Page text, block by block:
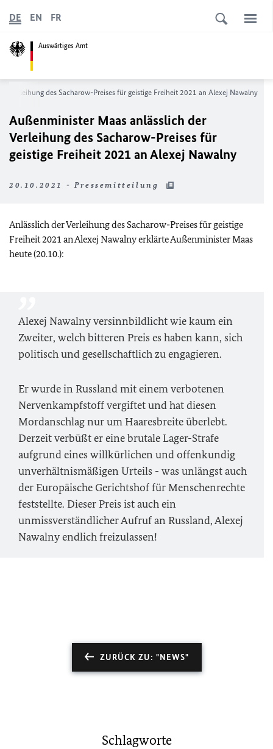
Auswärtiges Amt
DE EN FR
Verleihung des Sacharow-Preises für geistige Freiheit 2021 an Alexej Nawalny
Außenminister Maas anlässlich der
Verleihung des Sacharow-Preises für
geistige Freiheit 2021 an Alexej Nawalny
20.10.2021 - Pressemitteilung
Anlässlich der Verleihung des Sacharow-Preises für geistige
Freiheit 2021 an Alexej Nawalny erklärte Außenminister Maas
heute (20.10.):
Alexej Nawalny versinnbildlicht wie kaum ein
Zweiter, welch bitteren Preis es haben kann, sich
politisch und gesellschaftlich zu engagieren.
Er wurde in Russland mit einem verbotenen
Nervenkampfstoff vergiftet und hat diesen
Mordanschlag nur um Haaresbreite überlebt.
Derzeit verbüßt er eine brutale Lager-Strafe
aufgrund eines willkürlichen und offenkundig
unverhältnismäßigen Urteils - was unlängst auch
der Europäische Gerichtshof für Menschenrechte
feststellte. Dieser Preis ist auch ein
unmissverständlicher Aufruf an Russland, Alexej
Nawalny endlich freizulassen!
ZURÜCK ZU: "NEWS"
Schlagworte